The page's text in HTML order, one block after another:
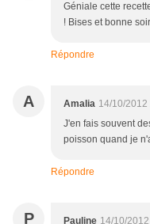
Géniale cette
! Bises et bonne
Répondre
A Amalia 14/10/2012
J'en fais souvent
poisson quand je
Répondre
P Pauline 14/10/